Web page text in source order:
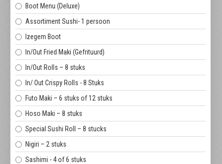
Boot Menu (Deluxe)
Assortiment Sushi- 1 persoon
Izegem Boot
In/Out Fried Maki (Gefrituurd)
In/Out Rolls – 8 stuks
In/ Out Crispy Rolls - 8 Stuks
Futo Maki – 6 stuks of 12 stuks
Hoso Maki – 8 stuks
Special Sushi Roll – 8 stucks
Nigiri – 2 stuks
Sashimi - 4 of 6 stuks